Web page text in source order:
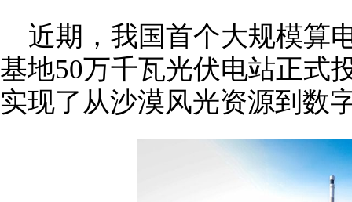
近期，我国首个大规模算
基地50万千瓦光伏电站正式
实现了从沙漠风光资源到数